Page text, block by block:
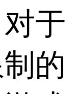
于
的